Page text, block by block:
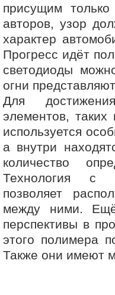
присущим
авторов, узор
характер
Прогресс идёт
светодиоды
огни
Для
элементов, таких
используется
а внутри
количество
Технология с
позволяет
между ними.
перспективы в
этого полимера
Также они имеют